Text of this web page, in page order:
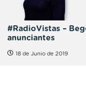
#RadioVistas –
anunciantes
18 de Junio de 2019